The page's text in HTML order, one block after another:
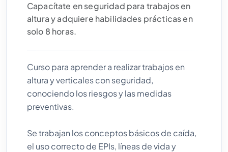
Capacítate en seguridad para trabajos en
altura y adquiere habilidades prácticas en
solo 8 horas.
Curso para aprender a realizar trabajos en
altura y verticales con seguridad,
conociendo los riesgos y las medidas
preventivas.
Se trabajan los conceptos básicos de caída,
el uso correcto de EPIs, líneas de vida y